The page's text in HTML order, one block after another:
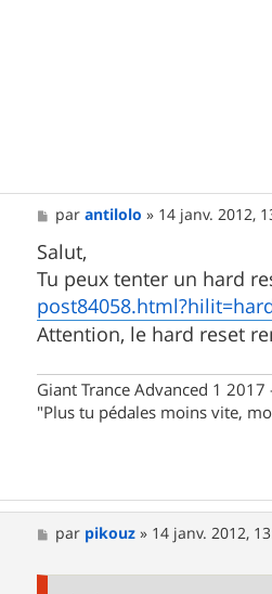
M
e
s
s
a
g
e
parantilolo » 14 janv. 2012,
Salut,
Tu peux tenter un hard
Attention, le hard reset
Giant Trance Advanced 1 2017
"Plus tu pédales moins vite,
M
e
par pikouz » 14 janv. 2012,